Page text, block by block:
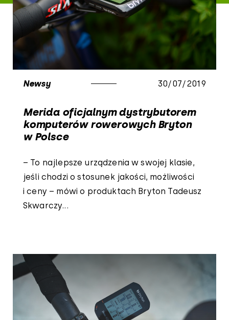
Newsy 30/07/2019
Merida oficjalnym dystrybutorem
komputerów rowerowych Bryton
w Polsce
– To najlepsze urządzenia w swojej klasie,
jeśli chodzi o stosunek jakości, możliwości
i ceny – mówi o produktach Bryton Tadeusz
Skwarczy...